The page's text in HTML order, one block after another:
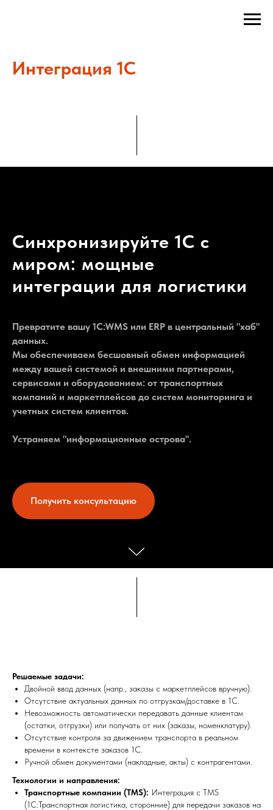
Интеграция 1С
Синхронизируйте 1С с
миром: мощные
интеграции для логистики
Превратите вашу 1С:WMS или ERP в центральный "хаб"
данных.
Мы обеспечиваем бесшовный обмен информацией
между вашей системой и внешними партнерами,
сервисами и оборудованием: от транспортных
компаний и маркетплейсов до систем мониторинга и
учетных систем клиентов.
Устраняем "информационные острова".
Получить консультацию
Решаемые задачи:
Двойной ввод данных (напр., заказы с маркетплейсов вручную).
Отсутствие актуальных данных по отгрузкам/доставке в 1С.
Невозможность автоматически передавать данные клиентам
(остатки, отгрузки) или получать от них (заказы, номенклатуру).
Отсутствие контроля за движением транспорта в реальном
времени в контексте заказов 1С.
Ручной обмен документами (накладные, акты) с контрагентами.
Технологии и направления:
Транспортные компании (TMS): Интеграция с TMS
(1С:Транспортная логистика, сторонние) для передачи заказов на